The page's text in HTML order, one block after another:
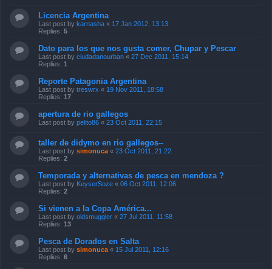
Licencia Argentina
Last post by karnasha « 17 Jan 2012, 13:13
Replies: 5
Dato para los que nos gusta comer, Chupar y Pescar
Last post by ciudadanourban « 27 Dec 2011, 15:14
Replies: 1
Reporte Patagonia Argentina
Last post by treswrx « 19 Nov 2011, 18:58
Replies: 17
apertura de rio gallegos
Last post by pelito86 « 23 Oct 2011, 22:15
taller de didymo en rio gallegos--
Last post by simonuca « 23 Oct 2011, 21:22
Replies: 2
Temporada y alternativas de pesca en mendoza ?
Last post by KeyserSoze « 06 Oct 2011, 12:06
Replies: 2
Si vienen a la Copa América...
Last post by oldsmuggler « 27 Jul 2011, 11:58
Replies: 13
Pesca de Dorados en Salta
Last post by simonuca « 15 Jul 2011, 12:16
Replies: 6